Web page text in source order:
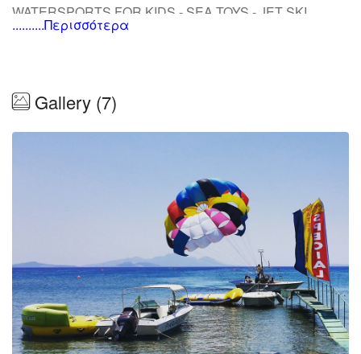
WATERSPORTS FOR KIDS - SEA TOYS - JET SKI
RENTAL - PARADISE WATERSPORTS - ΘΑΛΑΣΣΙΑ
..........Περισσότερα
Gallery (7)